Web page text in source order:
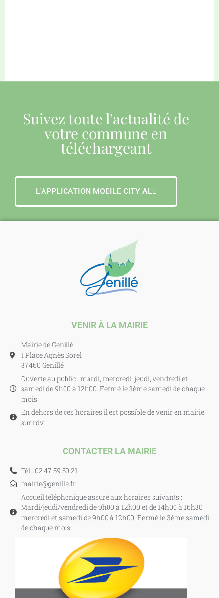
Suivez toute l'actualité de
votre commune en
téléchargeant
L'APPLICATION MOBILE CITY ALL
VENIR À LA MAIRIE
Mairie de Genillé
1 Place Agnès Sorel
37460 Genillé
Ouverte au public : mardi, mercredi, jeudi, vendredi et
samedi de 9h00 à 12h00. Fermé le 3ème samedi de chaque
mois.
En dehors de ces horaires il est possible de venir en mairie
sur rdv.
CONTACTER LA MAIRIE
Tél : 02 47 59 50 21
mairie@genille.fr
Accueil téléphonique assuré aux horaires suivants :
Mardi/jeudi/vendredi de 9h00 à 12h00 et de 14h00 à 16h30
mercredi et samedi de 9h00 à 12h00. Fermé le 3ème samedi
de chaque mois.